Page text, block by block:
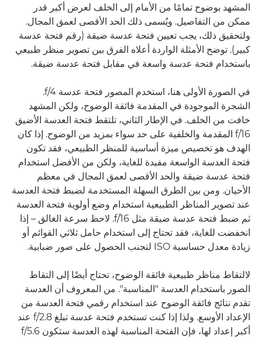
المشهد بوضوح تمامًا من الأمام إلى الخلف لعرض أكبر قدر
ممكن من التفاصيل. ويُسمى ذلك الحد الأقصى لعمق المجال.
ولتحقيق ذلك، يجب تعيين فتحة عدسة ضيقة (رقم فتحة عدسة
كبير). توضح الأمثلة الواردة أعلاه الفرق بين تصوير منظر طبيعي
باستخدام فتحة عدسة واسعة في مقابل فتحة عدسة ضيقة.
في الصورة الأولى هنا، استخدم المصور فتحة عدسة f/4.
الشجرة الموجودة في المقدمة فائقة الوضوح، ولكن المشهد
خافت من الخلف. في الإطار الثاني، تلتقط فتحة العدسة الأضيق
f/16 المقدمة والخلفية على حد سواء بمزيد من الوضوح. إذا كان
الهدف هو تخصيص ميزة أساسية للمنظر الطبيعي، فقد تكون
فتحة العدسة الواسعة مفيدة للغاية، ولكن من الأفضل استخدام
فتحة عدسة ضيقة والحد الأقصى لعمق المجال في معظم
الأحيان. ومن بين الطرق السهلة المستخدمة لضبط فتحة العدسة
عند تصوير المناظر الطبيعية استخدام وضع أولوية فتحة العدسة
ثم ضبط فتحة عدسة ضيقة مثل f/16. لاحظ سرعة الغالق – إذا
انخفضت للغاية، فقد تحتاج إلى استخدام حامل ثلاثي القوائم أو
زيادة معدل حساسية ISO لتجنب الحصول على صور ضبابية.
لالتقاط مناظر طبيعية فائقة الوضوح، تحتاج أيضًا إلى التقاط
الصور باستخدام العدسة "المناسبة". من المعروف أن العدسة
تقدم نتائج فائقة الوضوح عند استخدام رقمي فتحة العدسة من
الإعداد الأوسع. ولذا إذا كنت تستخدم فتحة عدسة تبلغ f/2.8 عند
أكبر إعداد لها، فإن الفتحة المناسبة لهذه العدسة ستكون f/5.6